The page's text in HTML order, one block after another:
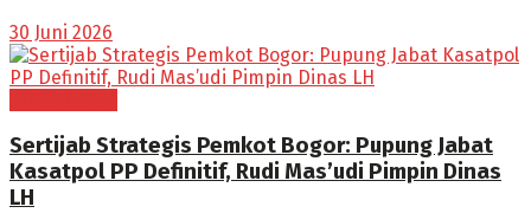
30 Juni 2026
Sertijab Strategis Pemkot Bogor: Pupung Jabat
Kasatpol PP Definitif, Rudi Mas’udi Pimpin Dinas
LH